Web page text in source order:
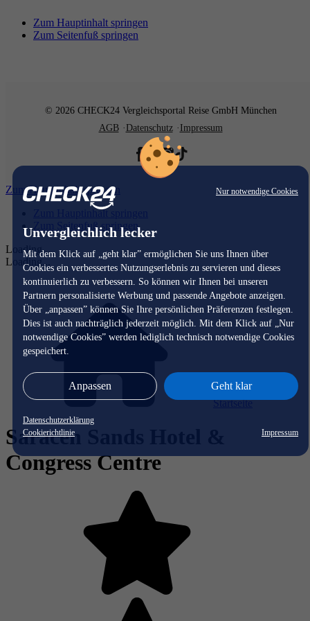
Nur notwendige Cookies
Unvergleichlich lecker
Mit dem Klick auf „geht klar” ermöglichen Sie uns Ihnen über
Cookies ein verbessertes Nutzungserlebnis zu servieren und dieses
kontinuierlich zu verbessern. So können wir Ihnen bei unseren
Partnern personalisierte Werbung und passende Angebote anzeigen.
Über „anpassen” können Sie Ihre persönlichen Präferenzen festlegen.
Dies ist auch nachträglich jederzeit möglich. Mit dem Klick auf „Nur
notwendige Cookies” werden lediglich technisch notwendige Cookies
gespeichert.
Anpassen Geht klar
Datenschutzerklärung
Cookierichtlinie
Impressum
Zum Hauptinhalt springen
Zum Seitenfuß springen
© 2026 CHECK24 Vergleichsportal Reise GmbH München
AGB
Datenschutz Impressum
Zum Hauptinhalt springen
Zum Hauptinhalt springen
Zum Seitenfuß springen
Loading...
Loading...
Startseite
Saracen Sands Hotel &
Congress Centre